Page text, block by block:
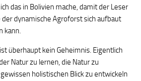
das in Bolivien mache, damit der Leser
dynamische Agroforst sich aufbaut
kann.
überhaupt kein Geheimnis. Eigentlich
Natur zu lernen, die Natur zu
holistischen Blick zu entwickeln